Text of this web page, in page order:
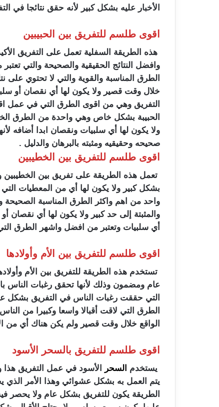
الأخبار عليه بشكل كبير لأنه حقق نتائجا في
اقوى طلسم للتفريق بين الحبيبين
هذه الطريقة السفلية تعمل على التفريق
وافضل النتائج الحقيقية والصحيحة والتي
الطرق المناسبة والقوية والتي لا تحتوي
خلال وقت قصير ولا يكون لها أي نقصان أو
التفريق وهي من اقوى الطرق التي في عمل
الحبيبة بشكل خاص وهي واحدة من الطرق
ولا يكون لها أي سلبيات ونقصان ابدا أضافه
صحيحه وحقيقيه ومثبته بالبرهان والدليل .
اقوى طلسم للتفريق بين الخطيبين
تعمل هذه الطريقة على تفريق بين الخطيبين
بشكل كبير ولا يكون لها أي من المعطيات
واحد من اهم واكثر الطرق المناسبة الصحيحة
والمثبتة إلى حد كبير ولا يكون لها أي نقصان
أي سلبيات وتعتبر من افضل واشهر الطرق التي
اقوى طلسم للتفريق بين الأم وأولادها
تستخدم هذه الطريقة للتفريق بين الأم
عام ومضمون وذلك لأنها تحقق رغبات الناس
التي حققت رغبات الناس في التفريق بشكل
الطرق التي لاقت أقبالا واسعا وكبيرا من
الواقع خلال وقت قصير ولم يكن هناك أي من
اقوى طلسم للتفريق بالسحر الأسود
يستخدم السحر
الأسود في عمل التفريق
يتم العمل به بشكل عشوائي وهذا الأمر
الطريقة يكون للتفريق بشكل عام ولا يحصر